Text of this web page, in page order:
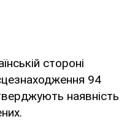
стороні
94
наявність